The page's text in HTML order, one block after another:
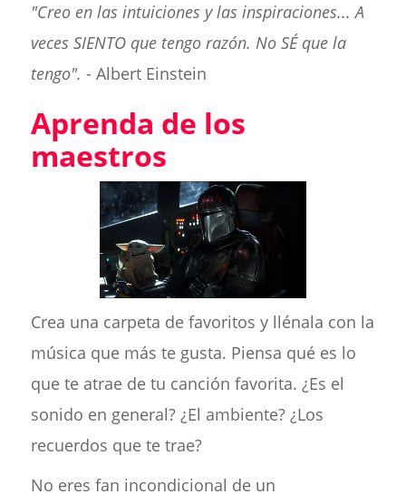
"Creo en las intuiciones y las inspiraciones... A
veces SIENTO que tengo razón. No SÉ que la
tengo". - Albert Einstein
Aprenda de los
maestros
Crea una carpeta de favoritos y llénala con la
música que más te gusta. Piensa qué es lo
que te atrae de tu canción favorita. ¿Es el
sonido en general? ¿El ambiente? ¿Los
recuerdos que te trae?
No eres fan incondicional de un